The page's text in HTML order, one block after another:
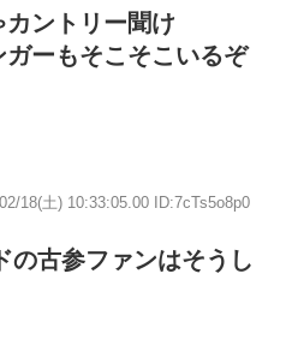
ントリー聞け
ーもそこそこいるぞ
18(土) 10:33:05.00 ID:7cTs5o8p0
の古参ファンはそうし